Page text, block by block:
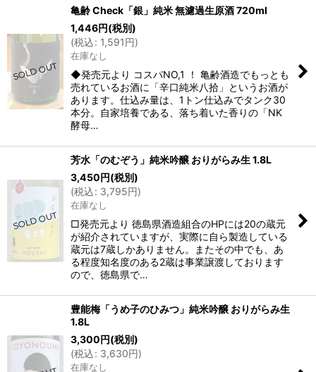
亀齢 Check「銀」純米 無濾過生原酒 720ml
1,446円(税別)
(税込: 1,591円)
在庫なし
◆発売元より コスパNO,1 ！ 亀齢酒造でもっとも
売れているお酒に「辛口純米八拾」というお酒が
あります。仕込み量は、1トン仕込みでタンク30
本分。自家培養である、落ち着いた香りの「NK
酵母…
芳水「のむぞう」純米吟醸 おりがらみ生 1.8L
3,450円(税別)
(税込: 3,795円)
在庫なし
□発売元より 徳島県酒造組合のHPには20の蔵元
が紹介されていますが、実際に自ら製造している
蔵元は7蔵しかありません。またその中でも、あ
る程度知名度のある2蔵は事業譲渡しております
ので、徳島県で…
豊能梅「うめ子のひみつ」純米吟醸 おりがらみ生
1.8L
3,300円(税別)
(税込: 3,630円)
在庫なし